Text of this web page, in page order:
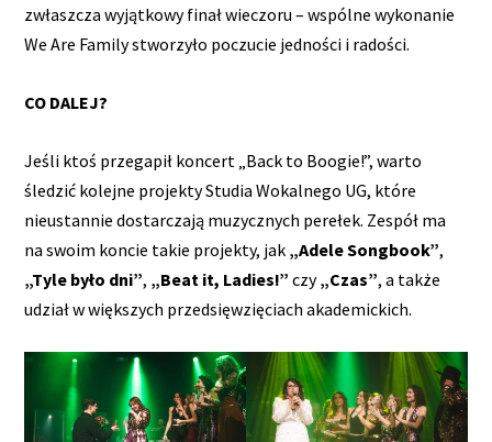
zwłaszcza wyjątkowy finał wieczoru – wspólne wykonanie
We Are Family stworzyło poczucie jedności i radości.
CO DALEJ?
Jeśli ktoś przegapił koncert „Back to Boogie!”, warto
śledzić kolejne projekty Studia Wokalnego UG, które
nieustannie dostarczają muzycznych perełek. Zespół ma
na swoim koncie takie projekty, jak „Adele Songbook”,
„Tyle było dni”, „Beat it, Ladies!” czy„Czas”, a także
udział w większych przedsięwzięciach akademickich.